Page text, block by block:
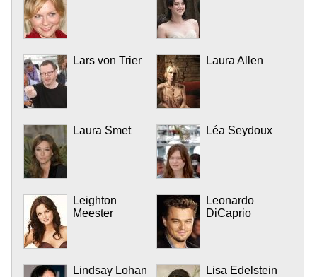
Lars von Trier Laura Allen
Laura Smet Léa Seydoux
Leighton
Meester
Leonardo
DiCaprio
Lindsay Lohan Lisa Edelstein